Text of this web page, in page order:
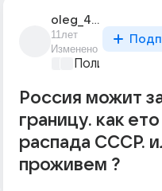
oleg_42801
11лет
Изменено
Россия можит
границу. как
распада СССР.
проживем ?